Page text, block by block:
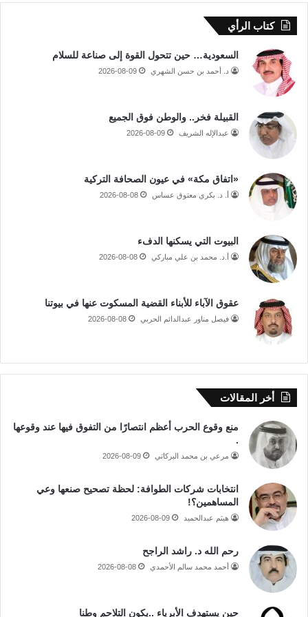
كتاب الرأي
السعودية… حين تتحول القوة إلى صناعة للسلام
د. أحمد بن حسن الشهري 2026-08-09
القبيلة فخر.. والوطن فوق الجميع
عبدالإله الشريف 2026-08-09
«اتفاق مكة» في عيون الصحافة التركية
أ. د. بكري معتوق عساس 2026-08-08
البيوت التي يسكنها الدفء
أ.د. محمد بن علي مباركي 2026-08-08
عقوق الآباء للأبناء القضية المسكوت عنها في بيوتنا
فيصل مناور عبدالدائم الحربي 2026-08-08
أخر المقالات
منع وقوع الحرب أعظم انتصارًا من التفوق فيها عند وقوعها
.
مرعي بن محمد البركاتي 2026-08-09
انتخابات شركات الطوافة: لحظة تصحيح صنعها وعي
المساهمين؟!
هيثم عبدالحميد 2026-08-09
رحم الله د. راشد الراجح
أحمد محمد سالم الأحمدي 2026-08-08
حين يستهدف الأبرياء ..يكون التلاحم وطنا